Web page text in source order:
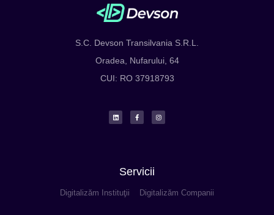
S.C. Devson Transilvania S.R.L.
Oradea, Nufarului, 64
CUI: RO 37918793
Servicii
Digitalizăm Instituţii Digitalizăm Companii